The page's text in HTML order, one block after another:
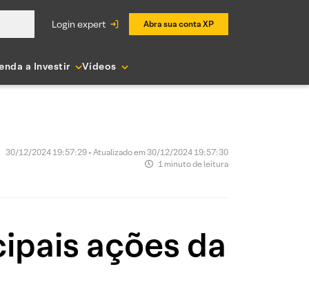
login expert Abra sua conta XP
a Investir Vídeos
30/12/2024 19:57:29 • Atualizado em 30/12/2024 19:57:30
1 minuto de leitura
ações da